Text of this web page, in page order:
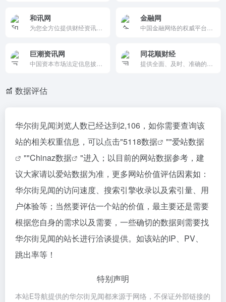
和讯网 金融网
巨潮资讯网 同花顺财经
数据评估
华尔街见闻浏览人数已经达到2,106，如你需要查询该
站的相关权重信息，可以点击"5118数据 ""爱站数据
""Chinaz数据
"进入；以目前的网站数据参考，建
议大家请以爱站数据为准，更多网站价值评估因素如：
华尔街见闻的访问速度、搜索引擎收录以及索引量、用
户体验等；当然要评估一个站的价值，最主要还是需要
根据您自身的需求以及需要，一些确切的数据则需要找
华尔街见闻的站长进行洽谈提供。如该站的IP、PV、
跳出率等！
特别声明
本站E导航提供的华尔街见闻都来源于网络，不保证外部链接的